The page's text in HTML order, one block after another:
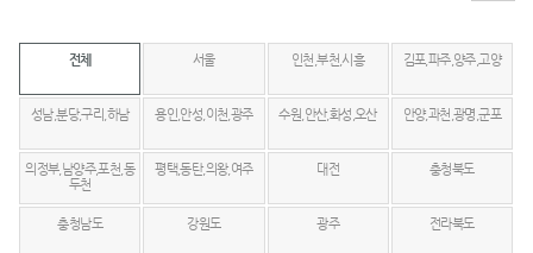
전체 서울 인천,부천,시흥 김포,파주,양주,고양
성남,분당,구리,하남 용인,안성,이천,광주 수원,안산,화성,오산 안양,과천,광명,군포
의정부,남양주,포천,동
두천
평택,동탄,의왕,여주 대전 충청북도
충청남도 강원도 광주 전라북도